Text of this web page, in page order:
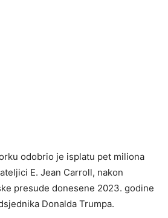
odobrio je isplatu pet miliona
E. Jean Carroll, nakon
presude donesene 2023. godine
Donalda Trumpa.